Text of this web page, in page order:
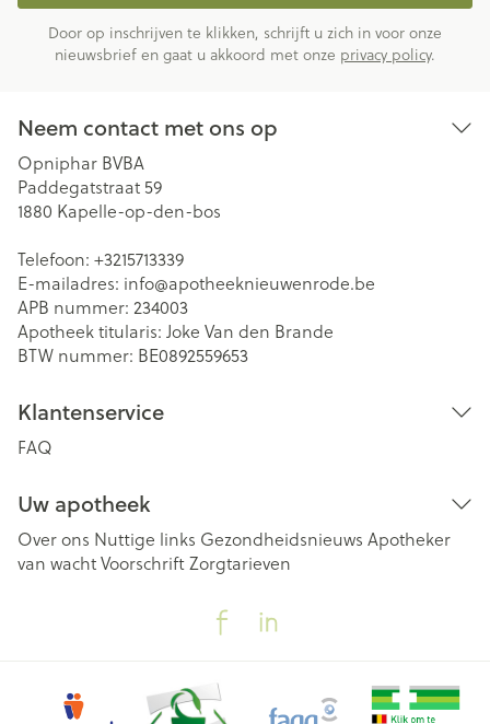
Door op inschrijven te klikken, schrijft u zich in voor onze
nieuwsbrief en gaat u akkoord met onze privacy policy.
Neem contact met ons op
Opniphar BVBA
Paddegatstraat 59
1880 Kapelle-op-den-bos
Telefoon: +3215713339
E-mailadres: info@apotheeknieuwenrode.be
APB nummer: 234003
Apotheek titularis: Joke Van den Brande
BTW nummer: BE0892559653
Klantenservice
FAQ
Uw apotheek
Over ons Nuttige links Gezondheidsnieuws Apotheker
van wachtVoorschriftZorgtarieven